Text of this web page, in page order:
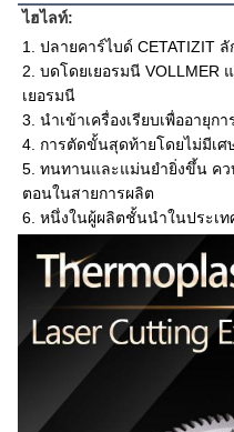
ไฮไลท์:
1. ปลายคาร์ไบด์ CETATIZIT
2. บดโดยเยอรมนี VOLLMER
เยอรมนี
3. นำเข้าเครื่องเรียบเพื่ออายุก
4. การตัดขั้นสุดท้ายโดยไม่มีเศ
5. ทนทานและแม่นยำยิ่งขึ้น ค
ตอนในสายการผลิต
6. หนึ่งในผู้ผลิตชั้นนำในประเ